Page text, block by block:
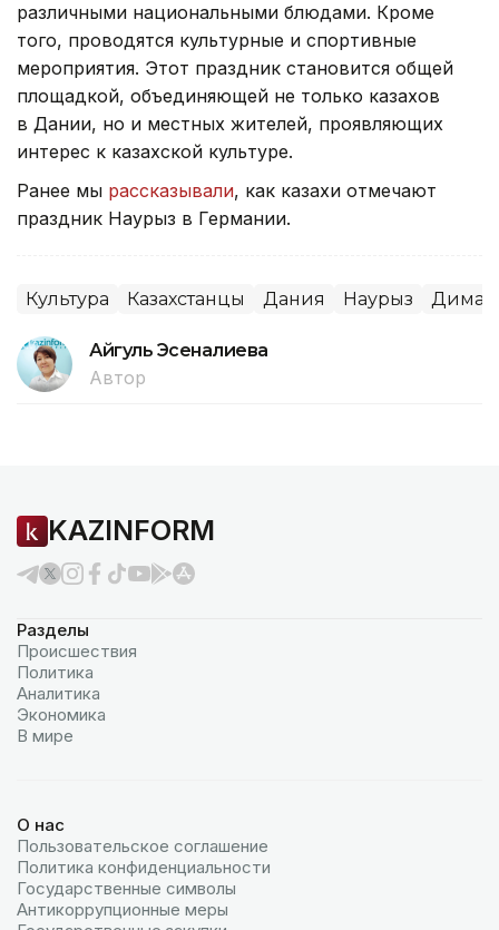
различными национальными блюдами. Кроме
того, проводятся культурные и спортивные
мероприятия. Этот праздник становится общей
площадкой, объединяющей не только казахов
в Дании, но и местных жителей, проявляющих
интерес к казахской культуре.
Ранее мы рассказывали, как казахи отмечают
праздник Наурыз в Германии.
Культура Казахстанцы Дания Наурыз Димаш
Айгуль Эсеналиева
Автор
KAZINFORM
Разделы
Происшествия
Политика
Аналитика
Экономика
В мире
О нас
Пользовательское соглашение
Политика конфиденциальности
Государственные символы
Антикоррупционные меры